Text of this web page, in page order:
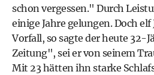
schon vergessen." Durch
einige Jahre gelungen. Doch elf
Vorfall, so sagte der heute 32-
Zeitung", sei er von seinem
Mit 23 hätten ihn starke